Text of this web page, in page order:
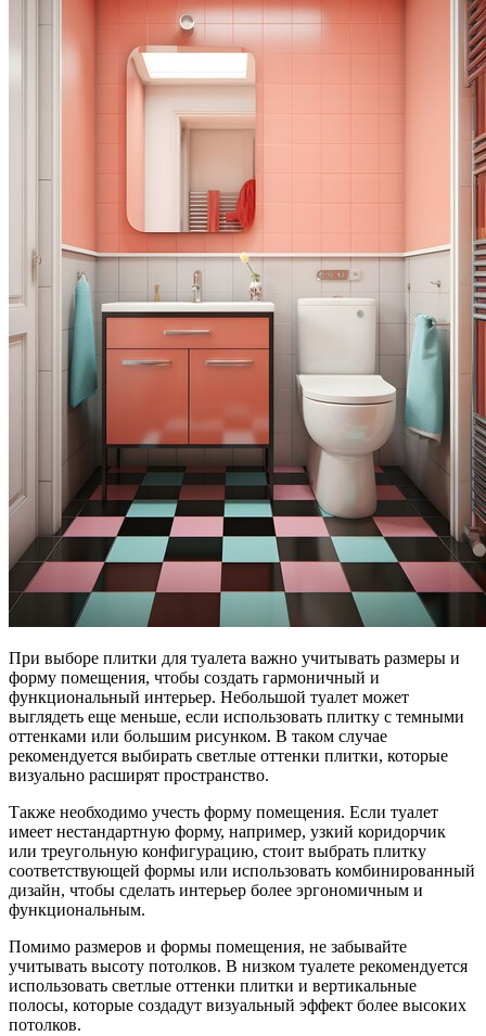
При выборе плитки для туалета важно учитывать размеры и
форму помещения, чтобы создать гармоничный и
функциональный интерьер. Небольшой туалет может
выглядеть еще меньше, если использовать плитку с темными
оттенками или большим рисунком. В таком случае
рекомендуется выбирать светлые оттенки плитки, которые
визуально расширят пространство.
Также необходимо учесть форму помещения. Если туалет
имеет нестандартную форму, например, узкий коридорчик
или треугольную конфигурацию, стоит выбрать плитку
соответствующей формы или использовать комбинированный
дизайн, чтобы сделать интерьер более эргономичным и
функциональным.
Помимо размеров и формы помещения, не забывайте
учитывать высоту потолков. В низком туалете рекомендуется
использовать светлые оттенки плитки и вертикальные
полосы, которые создадут визуальный эффект более высоких
потолков.